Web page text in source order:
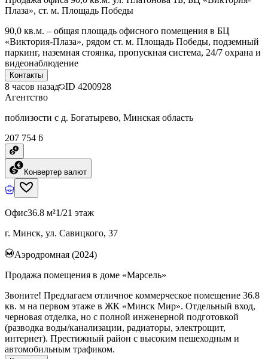
Плаза», ст. м. Площадь Победы
90,0 кв.м. – общая площадь офисного помещения в БЦ
«Виктория-Плаза», рядом ст. м. Площадь Победы, подземный
паркинг, наземная стоянка, пропускная система, 24/7 охрана и
видеонаблюдение
Контакты
8 часов назад ID 4200928
Агентство
поблизости с д. Богатырево, Минская область
207 754 ƃ
Конвертер валют
Офис36.8 м²1/21 этаж
г. Минск, ул. Савицкого, 37
Аэродромная (2024)
Продажа помещения в доме «Марсель»
Звоните! Предлагаем отличное коммерческое помещение 36.8
кв. м на первом этаже в ЖК «Минск Мир». Отдельный вход,
черновая отделка, но с полной инженерной подготовкой
(разводка воды/канализации, радиаторы, электрощит,
интернет). Престижный район с высоким пешеходным и
автомобильным трафиком.